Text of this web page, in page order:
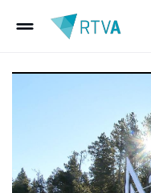
drag_handle